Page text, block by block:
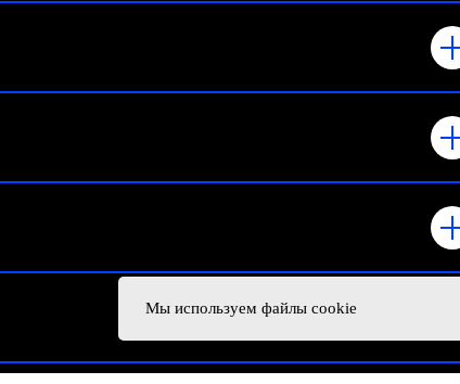
Мы используем файлы cookie